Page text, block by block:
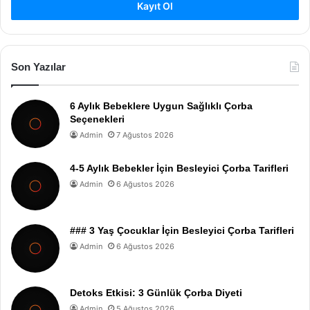
Kayıt Ol
Son Yazılar
6 Aylık Bebeklere Uygun Sağlıklı Çorba
Seçenekleri
Admin 7 Ağustos 2026
4-5 Aylık Bebekler İçin Besleyici Çorba Tarifleri
Admin 6 Ağustos 2026
### 3 Yaş Çocuklar İçin Besleyici Çorba Tarifleri
Admin 6 Ağustos 2026
Detoks Etkisi: 3 Günlük Çorba Diyeti